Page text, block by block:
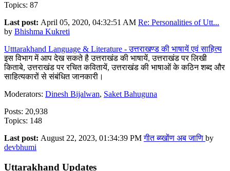
Topics: 87
Last post: April 05, 2020, 04:32:51 AM Re: Personalities of Utt...
by Bhishma Kukreti
Utttarakhand Language & Literature - उत्तराखण्ड की भाषायें एवं साहित्य
इस विभाग में आप देख सकते है उत्तराखंड की भाषायें, उत्तराखंड पर लिखी
किताबे, उत्तराखंड पर रचित कवितायें, उत्तराखंड की भाषाओं के कठिन शब्द और
साहित्यकारों से संबंधित जानकारी।
Moderators: Dinesh Bijalwan, Saket Bahuguna
Posts: 20,938
Topics: 148
Last post: August 22, 2023, 01:34:39 PMगीत ब्य्खोंण अब जाणि by
devbhumi
Uttarakhand Updates